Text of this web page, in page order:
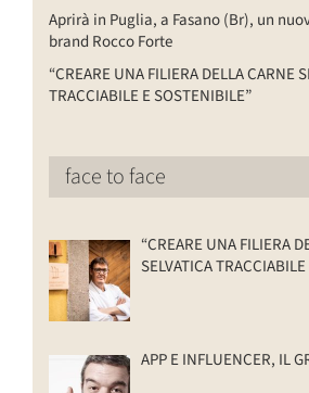
Aprirà in Puglia, a Fasano (Br), un
brand Rocco Forte
“CREARE UNA FILIERA DELLA CARNE
TRACCIABILE E SOSTENIBILE”
face to face
“CREARE UNA FILIERA
SELVATICA
APP E INFLUENCER, IL